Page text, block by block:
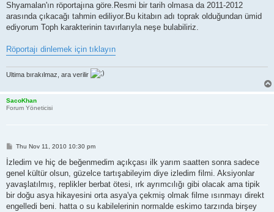
Shyamalan'ın röportajına göre.Resmi bir tarih olmasa da 2011-2012
arasında çıkacağı tahmin ediliyor.Bu kitabın adı toprak olduğundan ümid
ediyorum Toph karakterinin tavırlarıyla neşe bulabiliriz.
Röportajı dinlemek için tıklayın
Ultima bırakılmaz, ara verilir
SacoKhan
Forum Yöneticisi
P
s
Thu Nov 11, 2010 10:30 pm
İzledim ve hiç de beğenmedim açıkçası ilk yarım saatten sonra sadece
genel kültür olsun, güzelce tartışabileyim diye izledim filmi. Aksiyonlar
yavaşlatılmış, replikler berbat ötesi, ırk ayrımcılığı gibi olacak ama tipik
bir doğu asya hikayesini orta asya'ya çekmiş olmak filme ısınmayı direkt
engelledi beni. hatta o su kabilelerinin normalde eskimo tarzında birşey